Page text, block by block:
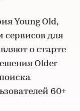
Young Old,
сервисов для
о старте
Older
60+